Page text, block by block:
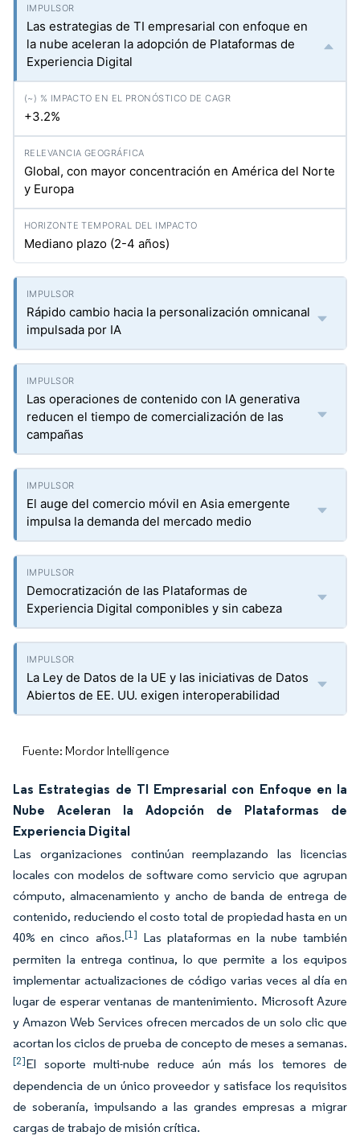
Las estrategias de TI empresarial con enfoque en
la nube aceleran la adopción de Plataformas de
Experiencia Digital
+3.2%
Global, con mayor concentración en América del Norte
y Europa
Mediano plazo (2-4 años)
Rápido cambio hacia la personalización omnicanal
impulsada por IA
Las operaciones de contenido con IA generativa
reducen el tiempo de comercialización de las
campañas
El auge del comercio móvil en Asia emergente
impulsa la demanda del mercado medio
Democratización de las Plataformas de
Experiencia Digital componibles y sin cabeza
La Ley de Datos de la UE y las iniciativas de Datos
Abiertos de EE. UU. exigen interoperabilidad
Fuente: Mordor Intelligence
Las Estrategias de TI Empresarial con Enfoque en la
Nube Aceleran la Adopción de Plataformas de
Experiencia Digital
Las organizaciones continúan reemplazando las licencias
locales con modelos de software como servicio que agrupan
cómputo, almacenamiento y ancho de banda de entrega de
contenido, reduciendo el costo total de propiedad hasta en un
40% en cinco años.[1] Las plataformas en la nube también
permiten la entrega continua, lo que permite a los equipos
implementar actualizaciones de código varias veces al día en
lugar de esperar ventanas de mantenimiento. Microsoft Azure
y Amazon Web Services ofrecen mercados de un solo clic que
acortan los ciclos de prueba de concepto de meses a semanas.
[2]El soporte multi-nube reduce aún más los temores de
dependencia de un único proveedor y satisface los requisitos
de soberanía, impulsando a las grandes empresas a migrar
cargas de trabajo de misión crítica.